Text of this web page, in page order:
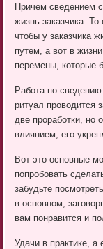
Причем сведением
жизнь заказчика.
чтобы у заказчика
путем, а вот в
перемены, которые
Работа по
ритуал проводится
две проработки, но
влиянием, его
Вот это основные
попробовать
забудьте
в основном,
вам понравится и
Удачи в практике,